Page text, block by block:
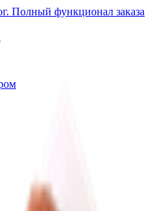
Полный функционал заказа